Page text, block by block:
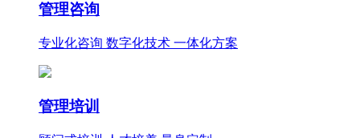
管理咨询
专业化咨询 数字化技术 一体化方案
管理培训